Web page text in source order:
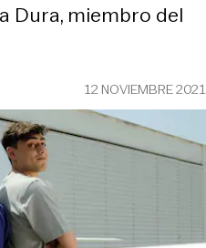
Dura, miembro del
12 NOVIEMBRE 2021